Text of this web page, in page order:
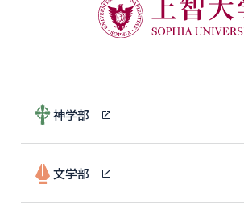
神学部
文学部